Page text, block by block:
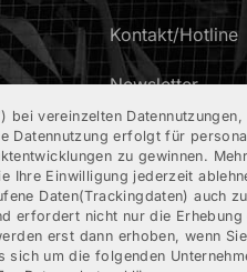
Kontakt/Hotline
Newsletter
vereinzelten
erfolgt für
zu gewinnen.
Ihre Einwilligung jederzeit
Daten(Trackingdaten) auch
erfordert nicht nur die
erst dann erhoben, wenn
um die folgenden